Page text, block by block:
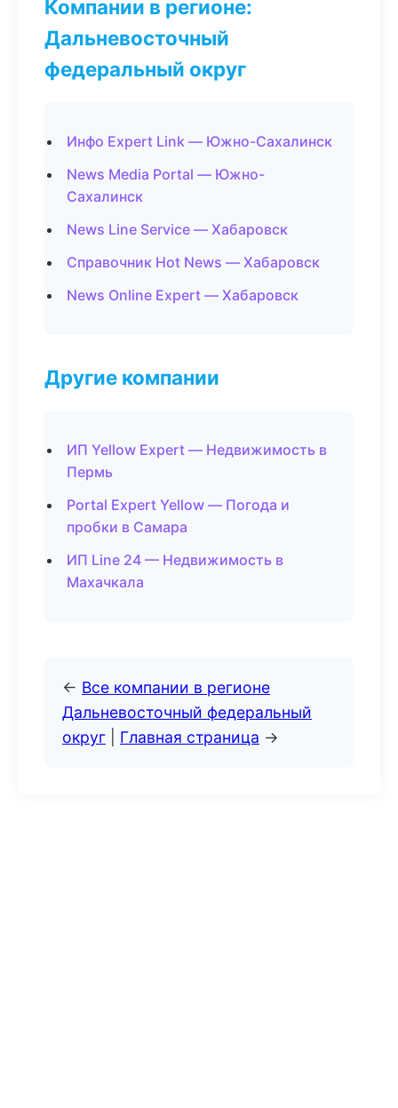
Компании в регионе:
Дальневосточный
федеральный округ
Инфо Expert Link — Южно-Сахалинск
News Media Portal — Южно-
Сахалинск
News Line Service — Хабаровск
Справочник Hot News — Хабаровск
News Online Expert — Хабаровск
Другие компании
ИП Yellow Expert — Недвижимость в
Пермь
Portal Expert Yellow — Погода и
пробки в Самара
ИП Line 24 — Недвижимость в
Махачкала
← Все компании в регионе
Дальневосточный федеральный
округ
Главная страница →